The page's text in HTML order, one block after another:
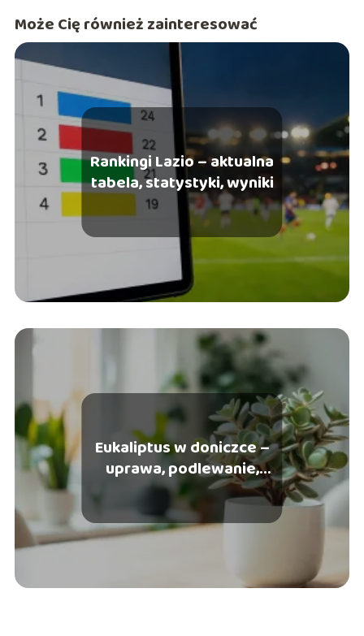
Może Cię również zainteresować
Rankingi Lazio – aktualna
tabela, statystyki, wyniki
Eukaliptus w doniczce –
uprawa, podlewanie,
zimowanie